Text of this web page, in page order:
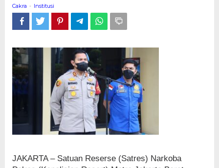
Anggota
Cakra - Institusi
JAKARTA – Satuan Reserse (Satres) Narkoba